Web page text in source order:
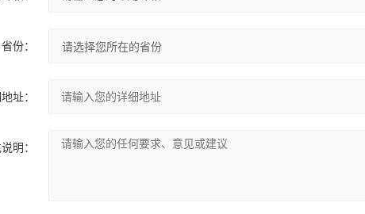
省份：
址：
明：